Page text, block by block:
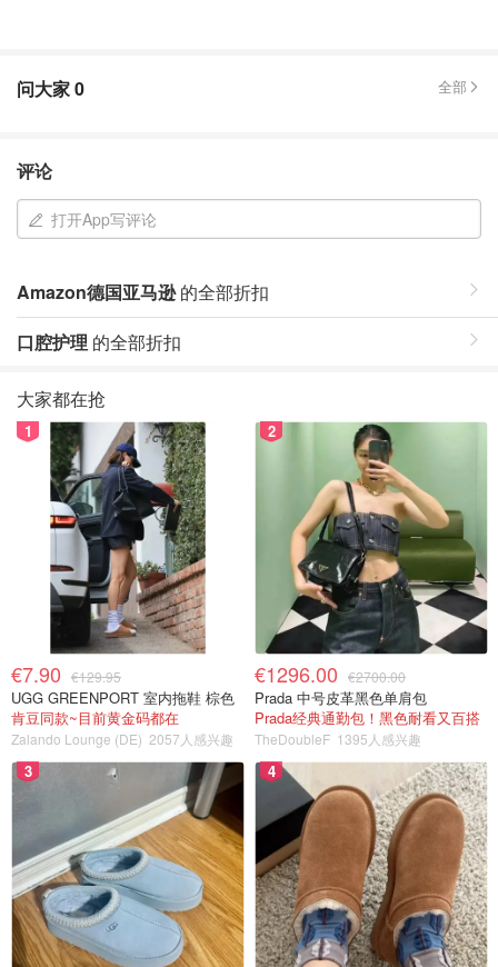
问大家0 全部
评论
打开App写评论
Amazon德国亚马逊的全部折扣
口腔护理 的全部折扣
大家都在抢
1
€7.90 €129.95
UGG GREENPORT 室内拖鞋 棕色
肯豆同款~目前黄金码都在
Zalando Lounge (DE) 2057人感兴趣
2
€1296.00 €2700.00
Prada 中号皮革黑色单肩包
Prada经典通勤包！黑色耐看又百搭
TheDoubleF 1395人感兴趣
3 4